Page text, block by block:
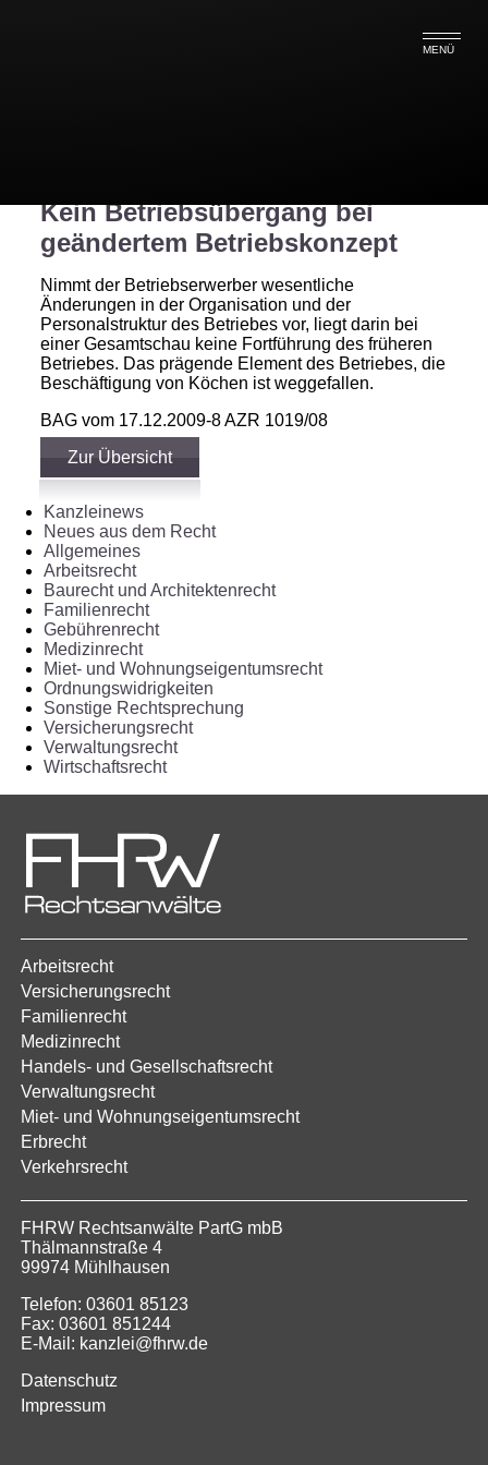
MENÜ
Kein Betriebsübergang bei
geändertem Betriebskonzept
Nimmt der Betriebserwerber wesentliche
Änderungen in der Organisation und der
Personalstruktur des Betriebes vor, liegt darin bei
einer Gesamtschau keine Fortführung des früheren
Betriebes. Das prägende Element des Betriebes, die
Beschäftigung von Köchen ist weggefallen.
BAG vom 17.12.2009-8 AZR 1019/08
Zur Übersicht
Kanzleinews
Neues aus dem Recht
Allgemeines
Arbeitsrecht
Baurecht und Architektenrecht
Familienrecht
Gebührenrecht
Medizinrecht
Miet- und Wohnungseigentumsrecht
Ordnungswidrigkeiten
Sonstige Rechtsprechung
Versicherungsrecht
Verwaltungsrecht
Wirtschaftsrecht
Arbeitsrecht
Versicherungsrecht
Familienrecht
Medizinrecht
Handels- und Gesellschaftsrecht
Verwaltungsrecht
Miet- und Wohnungseigentumsrecht
Erbrecht
Verkehrsrecht
FHRW Rechtsanwälte PartG mbB
Thälmannstraße 4
99974 Mühlhausen
Telefon: 03601 85123
Fax: 03601 851244
E-Mail: kanzlei@fhrw.de
Datenschutz
Impressum